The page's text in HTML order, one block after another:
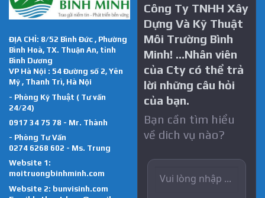
ĐỊA CHỈ: 8/52 Bình Đức , Phường
Bình Hoà, TX. Thuận An, tỉnh
Bình Dương
VP Hà Nội : 54 Đường số 2, Yên
Mỹ , Thanh Trì, Hà Nội
- Phòng Kỹ Thuật ( Tư vấn
24/24)
0917 34 75 78 - Mr. Thành
- Phòng Tư Vấn
0274 6268 602 - Ms. Trung
Website 1:
moitruongbinhminh.com
Website 2: bunvisinh.com
Công Ty TNHH Xây
Dựng Và Kỹ Thuật
Môi Trường Bình
Minh! …Nhân viên
của Cty có thể trả
lời những câu hỏi
của bạn.
Bạn cần tìm hiểu
về dich vụ nào?